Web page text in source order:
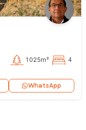
1 025m² 4
WhatsApp